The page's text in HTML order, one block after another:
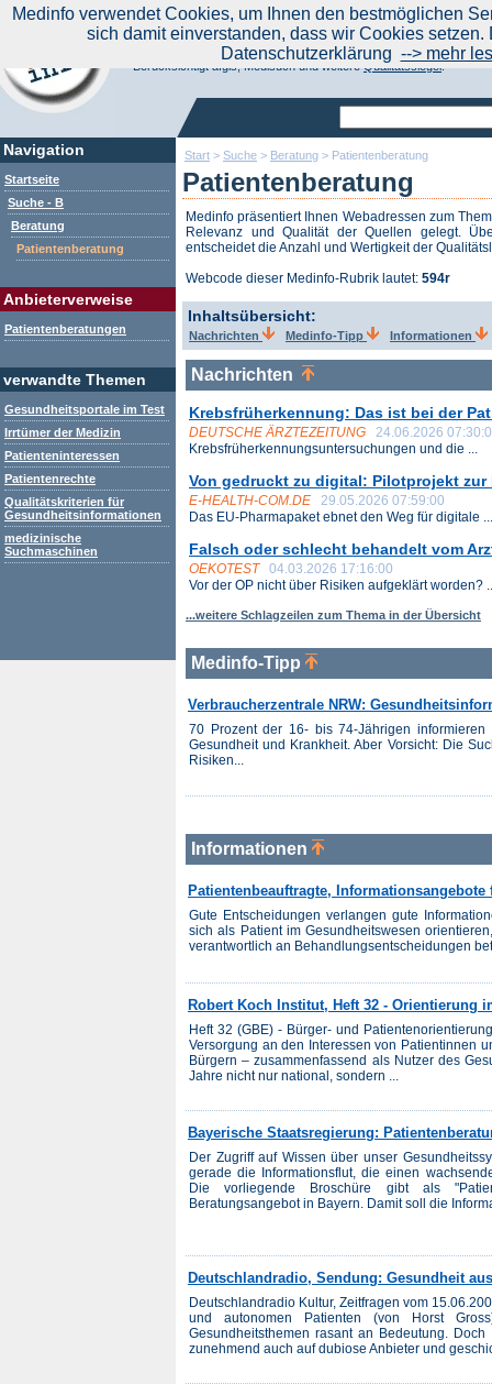
Start > Suche > Beratung > Patientenberatung
Patientenberatung
Medinfo präsentiert Ihnen Webadressen zum
Relevanz und Qualität der Quellen gelegt.
entscheidet die Anzahl und Wertigkeit der
Webcode dieser Medinfo-Rubrik lautet: 594r
Inhaltsübersicht:
Nachrichten Medinfo-Tipp Informationen
Nachrichten
Krebsfrüherkennung: Das ist bei der
DEUTSCHE ÄRZTEZEITUNG
24.06.2026
Krebsfrüherkennungsuntersuchungen und die ...
Von gedruckt zu digital: Pilotprojekt
E-HEALTH-COM.DE
29.05.2026 07:59:00
Das EU-Pharmapaket ebnet den Weg für digitale ...
Falsch oder schlecht behandelt vom
OEKOTEST
04.03.2026 17:16:00
Vor der OP nicht über Risiken aufgeklärt worden?
...weitere Schlagzeilen zum Thema in der Übersicht
Medinfo-Tipp
Verbraucherzentrale NRW:
70 Prozent der 16- bis 74-Jährigen
Gesundheit und Krankheit. Aber Vorsicht: Die
Risiken...
Informationen
Patientenbeauftragte, Informationsangebote
Gute Entscheidungen verlangen gute
sich als Patient im Gesundheitswesen
verantwortlich an Behandlungsentscheidungen
Robert Koch Institut, Heft 32 - Orientierung
Heft 32 (GBE) - Bürger- und
Versorgung an den Interessen von Patientinnen
Bürgern – zusammenfassend als Nutzer des
Jahre nicht nur national, sondern ...
Bayerische Staatsregierung:
Der Zugriff auf Wissen über unser
gerade die Informationsflut, die einen
Die vorliegende Broschüre gibt als
Beratungsangebot in Bayern. Damit soll die
Deutschlandradio, Sendung: Gesundheit
Deutschlandradio Kultur, Zeitfragen vom
und autonomen Patienten (von Horst
Gesundheitsthemen rasant an Bedeutung.
zunehmend auch auf dubiose Anbieter und
Navigation
Startseite
Suche - B
Beratung
Patientenberatung
Anbieterverweise
Patientenberatungen
verwandte Themen
Gesundheitsportale im Test
Irrtümer der Medizin
Patienteninteressen
Patientenrechte
Qualitätskriterien für
Gesundheitsinformationen
medizinische
Suchmaschinen
Aktuelle Nachrichten|
Suchen Sie noch oder Finden Sie schon?
Medinfo.de - Meta-Portal für Gesundheitsthemen
Berücksichtigt afgis, Medisuch und weitereQualitätssiegel.
Medinfo verwendet Cookies, um Ihnen den bestmöglichen
sich damit einverstanden, dass wir Cookies
Datenschutzerklärung --> mehr